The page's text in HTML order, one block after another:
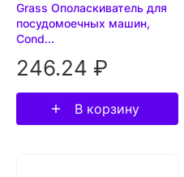
Grass Ополаскиватель для
посудомоечных машин,
Cond...
246.24 ₽
В корзину